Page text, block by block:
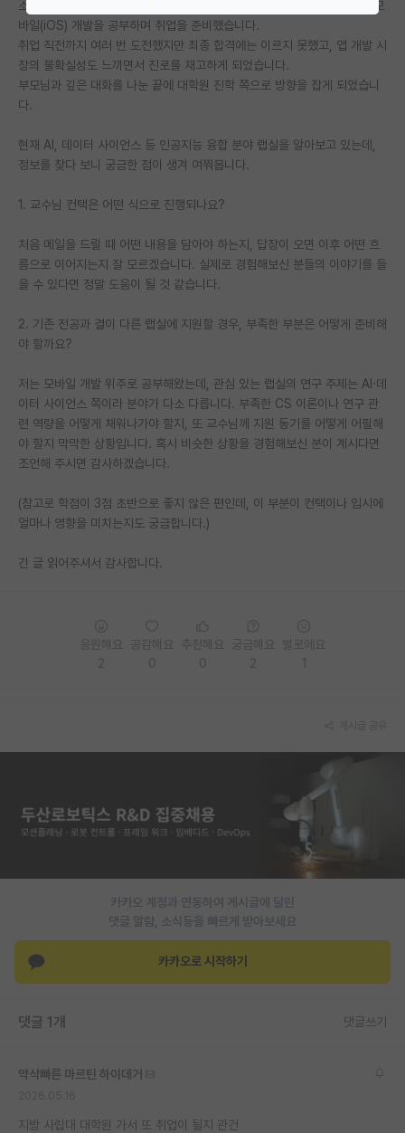
연구실(PI) 홍보 게시판
석박사 채용 정보 게시판
학부 인턴 게시판
임용 후기 게시판
PI 전용 게시판
인문사회 계열 게시판
특수/전문대학원 게시판
장학금/장학생 게시판
학술 정보 게시판
홍보 게시판
커리어
소프트웨어 전공으로 학부를 졸업했고, 2023년 하반기부터 작년 말까지 모
바일(iOS) 개발을 공부하며 취업을 준비했습니다.
취업 직전까지 여러 번 도전했지만 최종 합격에는 이르지 못했고, 앱 개발 시
장의 불확실성도 느끼면서 진로를 재고하게 되었습니다.
부모님과 깊은 대화를 나눈 끝에 대학원 진학 쪽으로 방향을 잡게 되었습니
다.
현재 AI, 데이터 사이언스 등 인공지능 융합 분야 랩실을 알아보고 있는데,
정보를 찾다 보니 궁금한 점이 생겨 여쭤봅니다.
1. 교수님 컨택은 어떤 식으로 진행되나요?
처음 메일을 드릴 때 어떤 내용을 담아야 하는지, 답장이 오면 이후 어떤 흐
름으로 이어지는지 잘 모르겠습니다. 실제로 경험해보신 분들의 이야기를 들
을 수 있다면 정말 도움이 될 것 같습니다.
2. 기존 전공과 결이 다른 랩실에 지원할 경우, 부족한 부분은 어떻게 준비해
야 할까요?
저는 모바일 개발 위주로 공부해왔는데, 관심 있는 랩실의 연구 주제는 AI·데
이터 사이언스 쪽이라 분야가 다소 다릅니다. 부족한 CS 이론이나 연구 관
련 역량을 어떻게 채워나가야 할지, 또 교수님께 지원 동기를 어떻게 어필해
야 할지 막막한 상황입니다. 혹시 비슷한 상황을 경험해보신 분이 계시다면
조언해 주시면 감사하겠습니다.
(참고로 학점이 3점 초반으로 좋지 않은 편인데, 이 부분이 컨택이나 입시에
얼마나 영향을 미치는지도 궁금합니다.)
긴 글 읽어주셔서 감사합니다.
카카오 계정과 연동하여 게시글에 달린
댓글 알람, 소식등을 빠르게 받아보세요
카카오로 시작하기
댓글 1개 댓글쓰기
약삭빠른 마르틴 하이데거
지방 사립대 대학원 가서 또 취업이 될지 관건